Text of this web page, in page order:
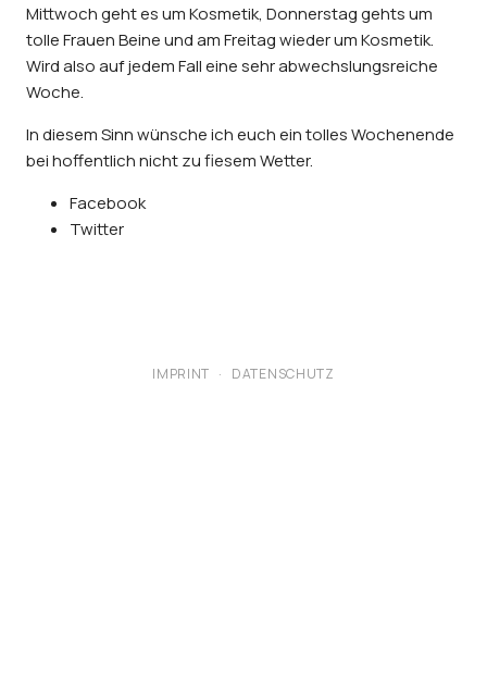
Mittwoch geht es um Kosmetik, Donnerstag gehts um
tolle Frauen Beine und am Freitag wieder um Kosmetik.
Wird also auf jedem Fall eine sehr abwechslungsreiche
Woche.
In diesem Sinn wünsche ich euch ein tolles Wochenende
bei hoffentlich nicht zu fiesem Wetter.
Facebook
Twitter
IMPRINT · DATENSCHUTZ